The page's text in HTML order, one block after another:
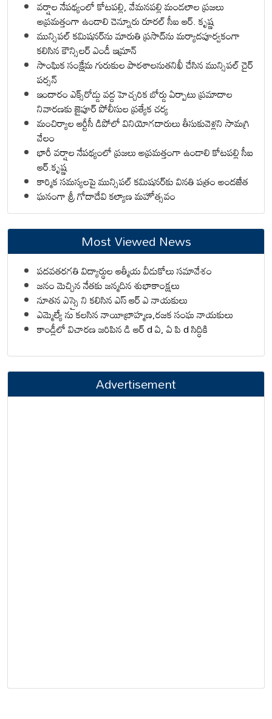
వర్షాల నేపథ్యంలో కోటపల్లి, వేమనపల్లి మండలాల ప్రజలు
అప్రమత్తంగా ఉండాలి చెన్నూరు రూరల్ సీఐ ఆర్. కృష్ణ
మున్సిపల్ కమిషనర్‌ను మారుతి ప్రసాద్‌ను మర్యాదపూర్వకంగా
కలిసిన కౌన్సిలర్ ఎండీ ఇమ్రాన్ ​
సాంఘిక సంక్షేమ గురుకుల పాఠశాలనుతనిఖీ చేసిన మున్సిపల్ చైర్
పర్సన్
ఇందారం ఎక్స్‌రోడ్డు వద్ద హెచ్చరిక బోర్డు ఏర్పాటు ప్రమాదాల
నివారణకు జైపూర్ పోలీసుల ప్రత్యేక చర్య
మంచిర్యాల ఆర్టీసీ డిపోలో వినియోగదారులు తీసుకువెళ్లని సామగ్రి
వేలం
భారీ వర్షాల నేపథ్యంలో ప్రజలు అప్రమత్తంగా ఉండాలి కోటపల్లి సీఐ
ఆర్.కృష్ణ
కార్మిక సమస్యలపై మున్సిపల్ కమిషనర్‌కు వినతి పత్రం అందజేత
ఘనంగా శ్రీ గోదాదేవి కల్యాణ మహోత్సవం
Most Viewed News
పదవతరగతి విద్యార్థుల ఆత్మీయ వీడుకోలు సమావేశం
జనం మెచ్చిన నేతకు జన్మదిన శుభాకాంక్షలు
నూతన ఎస్సై ని కలిసిన ఎస్ ఆర్ ఎ నాయకులు
ఎమ్మెల్యే ను కలసిన నాయీబ్రాహ్మణ,రజక సంఘ నాయకులు
కాండ్లీలో విచారణ జరిపిన డి ఆర్ d ఏ, ఏ పి d సిద్ధికి
Advertisement